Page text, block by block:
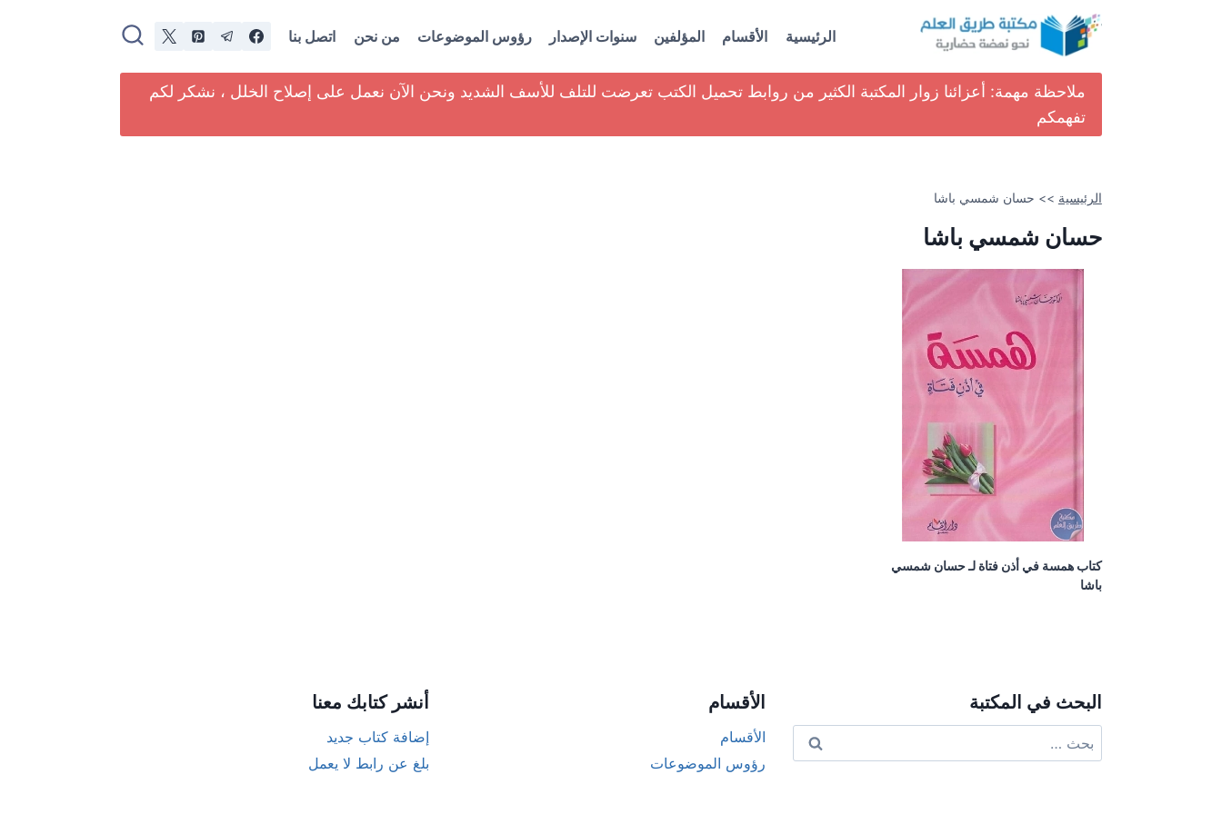
الرئيسية الأقسام المؤلفين سنوات الإصدار رؤوس الموضوعات من نحن اتصل بنا
ملاحظة مهمة: أعزائنا زوار المكتبة الكثير من روابط تحميل الكتب تعرضت للتلف للأسف الشديد ونحن الآن نعمل على إصلاح الخلل ، نشكر لكم
تفهمكم
الرئيسية >> حسان شمسي باشا
حسان شمسي باشا
كتاب همسة في أذن فتاة لـ حسان شمسي
باشا
البحث في المكتبة
عن:
الأقسام
الأقسام
رؤوس الموضوعات
أنشر كتابك معنا
إضافة كتاب جديد
بلغ عن رابط لا يعمل